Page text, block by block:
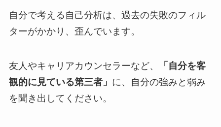
自分で考える自己分析は、過去の失敗のフィル
ターがかかり、歪んでいます。
友人やキャリアカウンセラーなど、
「自分を客
観的に見ている第三者」 に、自分の強みと弱み
を聞き出してください。